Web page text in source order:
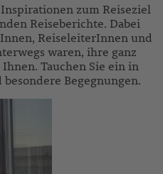
zum Reiseziel
Reiseberichte. Dabei
ReiseleiterInnen und
waren, ihre ganz
Tauchen Sie ein in
Begegnungen.